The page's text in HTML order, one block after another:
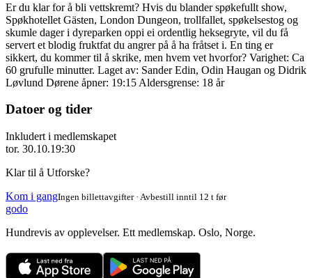
Er du klar for å bli vettskremt? Hvis du blander spøkefullt show,
Spøkhotellet Gästen, London Dungeon, trollfallet, spøkelsestog og
skumle dager i dyreparken oppi ei ordentlig heksegryte, vil du få
servert et blodig fruktfat du angrer på å ha fråtset i. En ting er
sikkert, du kommer til å skrike, men hvem vet hvorfor? Varighet: Ca
60 grufulle minutter. Laget av: Sander Edin, Odin Haugan og Didrik
Løvlund Dørene åpner: 19:15 Aldersgrense: 18 år
Datoer og tider
Inkludert i medlemskapet
tor. 30.10.19:30
Klar til å Utforske?
Kom i gangIngen billettavgifter · Avbestill inntil 12 t før
godo
Hundrevis av opplevelser. Ett medlemskap. Oslo, Norge.